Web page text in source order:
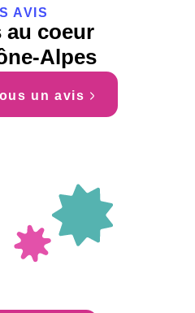
AVIS
au coeur
Alpes
un avis